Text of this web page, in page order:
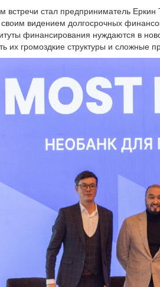
встречи стал предприниматель
видением долгосрочных
финансирования нуждаются в
их громоздкие структуры и сложные